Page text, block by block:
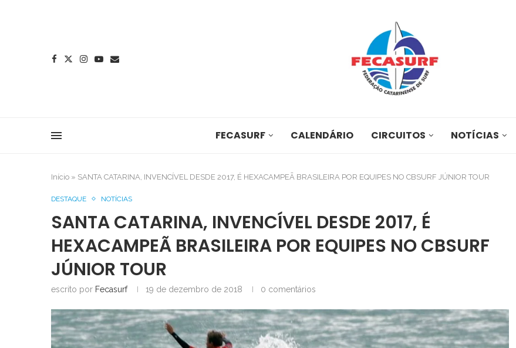
FECASURF CALENDÁRIO CIRCUITOS NOTÍCIAS
Início » SANTA CATARINA, INVENCÍVEL DESDE 2017, É HEXACAMPEÃ BRASILEIRA POR EQUIPES NO CBSURF JÚNIOR TOUR
DESTAQUE NOTÍCIAS
SANTA CATARINA, INVENCÍVEL DESDE 2017, É
HEXACAMPEÃ BRASILEIRA POR EQUIPES NO CBSURF
JÚNIOR TOUR
escrito por Fecasurf 19 de dezembro de 2018 0 comentários